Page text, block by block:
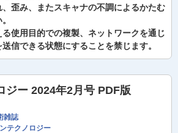
歪み、またスキャナの不調によるかたむ
る使用目的での複製、ネットワークを通じ
信できる状態にすることを禁じます。
ジー 2024年2月号 PDF版
雑誌
テクノロジー